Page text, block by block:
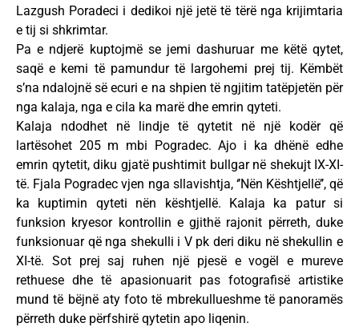
Lazgush Poradeci i dedikoi një jetë të tërë nga krijimtaria
e tij si shkrimtar.
Pa e ndjerë kuptojmë se jemi dashuruar me këtë qytet,
saqë e kemi të pamundur të largohemi prej tij. Këmbët
s’na ndalojnë së ecuri e na shpien të ngjitim tatëpjetën për
nga kalaja, nga e cila ka marë dhe emrin qyteti.
Kalaja ndodhet në lindje të qytetit në një kodër që
lartësohet 205 m mbi Pogradec. Ajo i ka dhënë edhe
emrin qytetit, diku gjatë pushtimit bullgar në shekujt IX-XI-
të. Fjala Pogradec vjen nga sllavishtja, ‘’Nën Kështjellë’’, që
ka kuptimin qyteti nën kështjellë. Kalaja ka patur si
funksion kryesor kontrollin e gjithë rajonit përreth, duke
funksionuar që nga shekulli i V pk deri diku në shekullin e
XI-të. Sot prej saj ruhen një pjesë e vogël e mureve
rethuese dhe të apasionuarit pas fotografisë artistike
mund të bëjnë aty foto të mbrekullueshme të panoramës
përreth duke përfshirë qytetin apo liqenin.